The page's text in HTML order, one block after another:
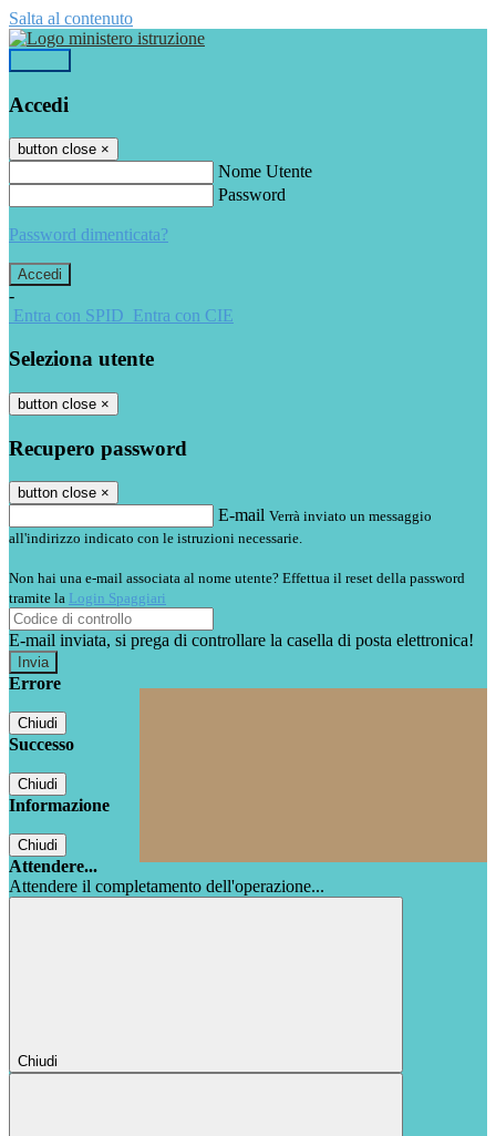
Salta al contenuto
Accedi
button close ×
Nome Utente
Password
Password dimenticata?
-
Entra con SPID Entra con CIE
Seleziona utente
button close ×
Recupero password
button close ×
E-mail Verrà inviato un messaggio
all'indirizzo indicato con le istruzioni necessarie.
Non hai una e-mail associata al nome utente? Effettua il reset della password
tramite la Login Spaggiari
E-mail inviata, si prega di controllare la casella di posta elettronica!
Errore
Chiudi
Successo
Chiudi
Informazione
Chiudi
Attendere...
Attendere il completamento dell'operazione...
Chiudi